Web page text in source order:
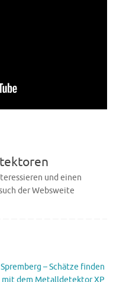
und einen
der Websweite
Spremberg – Schätze finden
mit dem Metalldetektor XP